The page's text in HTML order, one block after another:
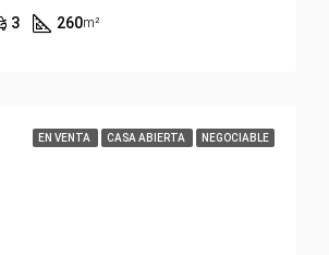
3 260m²
EN VENTA CASA ABIERTA NEGOCIABLE